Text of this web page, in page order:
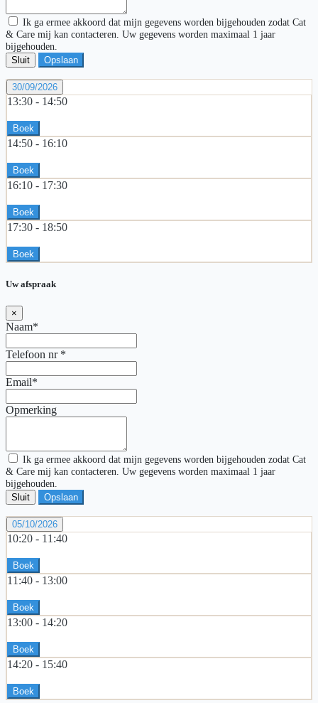
Ik ga ermee akkoord dat mijn gegevens worden bijgehouden zodat Cat
& Care mij kan contacteren. Uw gegevens worden maximaal 1 jaar
bijgehouden.
Sluit Opslaan
30/09/2026
13:30 - 14:50
Boek
14:50 - 16:10
Boek
16:10 - 17:30
Boek
17:30 - 18:50
Boek
Uw afspraak
×
Naam*
Telefoon nr *
Email*
Opmerking
Ik ga ermee akkoord dat mijn gegevens worden bijgehouden zodat Cat
& Care mij kan contacteren. Uw gegevens worden maximaal 1 jaar
bijgehouden.
Sluit Opslaan
05/10/2026
10:20 - 11:40
Boek
11:40 - 13:00
Boek
13:00 - 14:20
Boek
14:20 - 15:40
Boek